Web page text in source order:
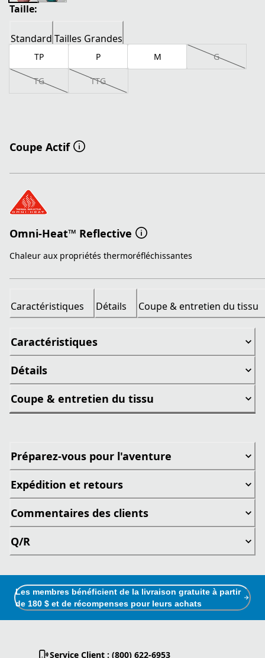
Taille:
Standard Tailles Grandes
TP P M G
TG TTG
Coupe Actif
Omni-Heat™ Reflective
Chaleur aux propriétés thermoréfléchissantes
Caractéristiques Détails Coupe & entretien du tissu
Caractéristiques
Détails
Coupe & entretien du tissu
Préparez-vous pour l'aventure
Expédition et retours
Commentaires des clients
Q/R
Les membres bénéficient de la livraison gratuite à partir
de 180 $ et de récompenses pour leurs achats
Service Client : (800) 622-6953